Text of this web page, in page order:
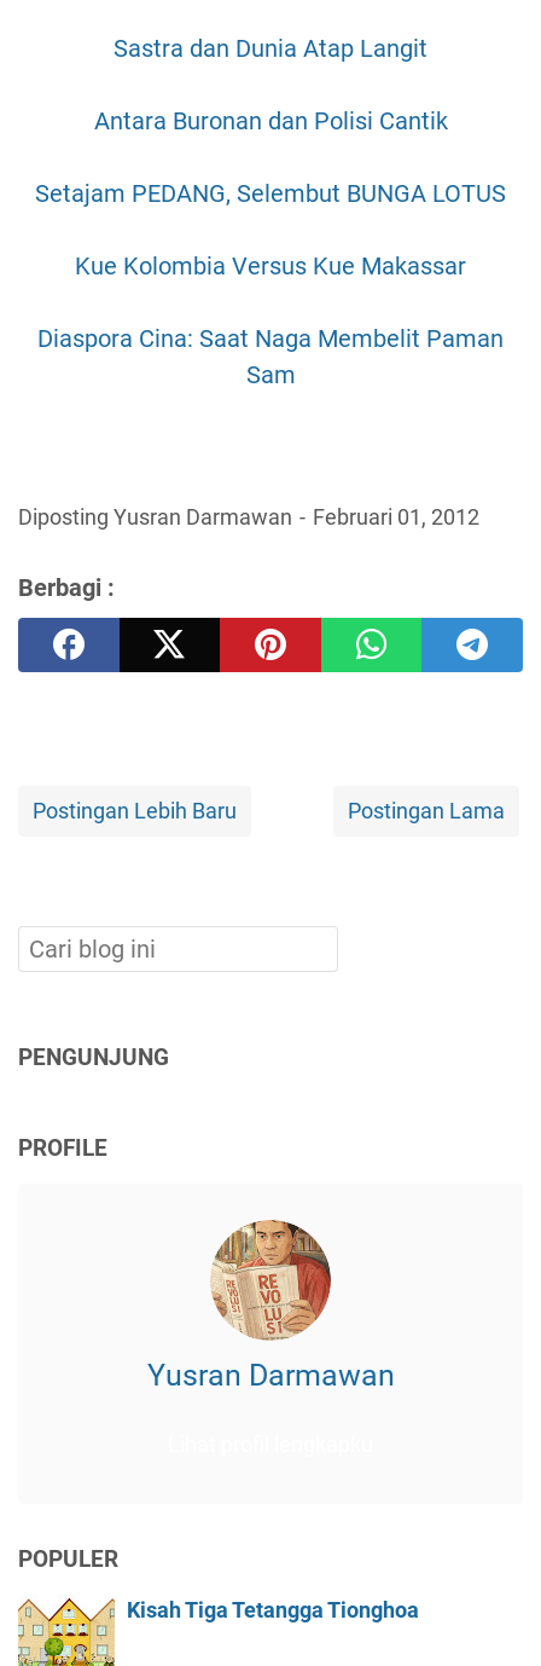
Sastra dan Dunia Atap Langit
Antara Buronan dan Polisi Cantik
Setajam PEDANG, Selembut BUNGA LOTUS
Kue Kolombia Versus Kue Makassar
Diaspora Cina: Saat Naga Membelit Paman
Sam
Diposting Yusran Darmawan Februari 01, 2012
Berbagi :
Postingan Lebih Baru Postingan Lama
PENGUNJUNG
PROFILE
Yusran Darmawan
POPULER
Kisah Tiga Tetangga Tionghoa